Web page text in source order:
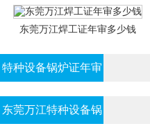
东莞万江焊工证年审多少钱
特种设备锅炉证年审
东莞万江特种设备锅